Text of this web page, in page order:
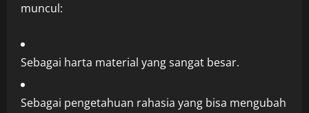
muncul:
Sebagai harta material yang sangat besar.
Sebagai pengetahuan rahasia yang bisa mengubah